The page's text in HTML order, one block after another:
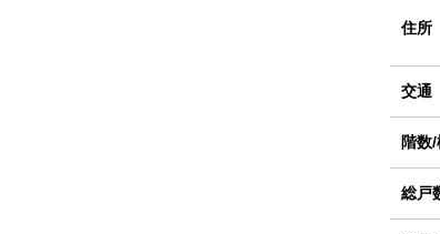
住所
交通
階数
総戸